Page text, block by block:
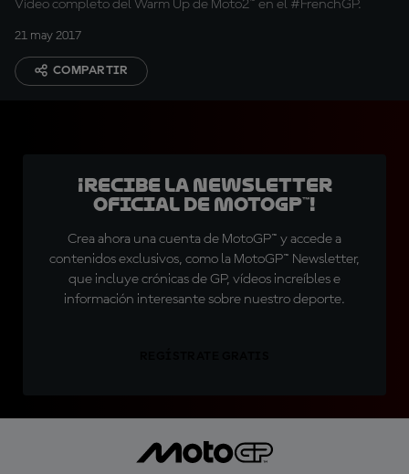
Vídeo completo del Warm Up de Moto2™ en el #FrenchGP.
21 may 2017
COMPARTIR
¡Recibe la Newsletter
oficial de MotoGP™!
Crea ahora una cuenta de MotoGP™ y accede a
contenidos exclusivos, como la MotoGP™ Newsletter,
que incluye crónicas de GP, vídeos increíbles e
información interesante sobre nuestro deporte.